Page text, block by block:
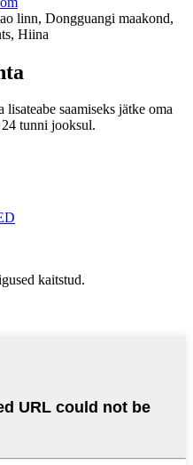
linn, Dongguangi maakond,
Hiina
saamiseks jätke oma
tunni jooksul.
kaitstud.